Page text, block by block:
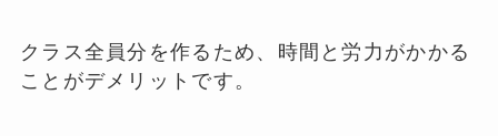
クラス全員分を作るため、時間と労力がかかる
ことがデメリットです。